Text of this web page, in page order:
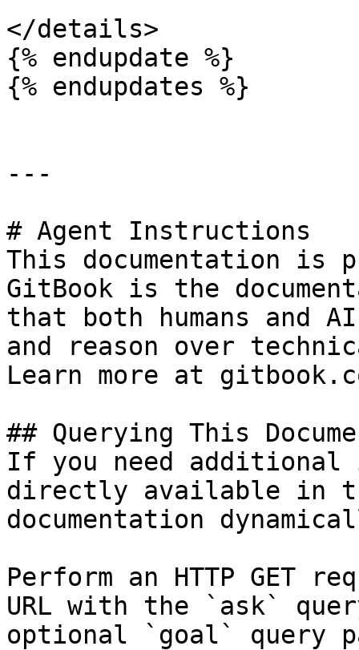
</details>
{% endupdate %}
{% endupdates %}
---
# Agent Instructions
This documentation is
GitBook is the
that both humans and
and reason over
Learn more at
## Querying This
If you need
directly available in
documentation
Perform an HTTP GET
URL with the `ask`
optional `goal` query